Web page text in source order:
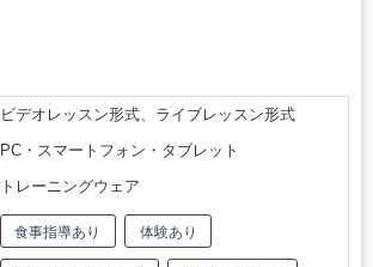
ビデオレッスン形式、ライブレッスン形式
PC・スマートフォン・タブレット
トレーニングウェア
食事指導あり 体験あり